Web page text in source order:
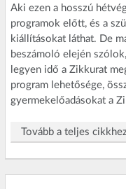
Aki ezen a hosszú
programok előtt, és a
kiállításokat láthat. De
beszámoló elején
legyen idő a Zikkurat
program lehetősége,
gyermekelőadásokat a
Tovább a teljes